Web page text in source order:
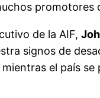
promotores
de la AIF,
signos de
el país